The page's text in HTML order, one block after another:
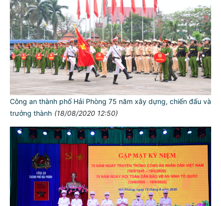
Công an thành phố Hải Phòng 75 năm xây dựng, chiến đấu và
trưởng thành (18/08/2020 12:50)
TƯ CÁCH
NGƯỜI CÔNG AN CÁCH MỆNH LÀ:
Đối với tự mình, phải
CẦN, KIỆM, LIÊM, CHÍNH